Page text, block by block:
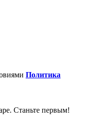
Политика
Станьте первым!